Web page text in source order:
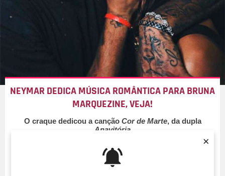
×
NEYMAR DEDICA MÚSICA ROMÂNTICA PARA BRUNA
MARQUEZINE, VEJA!
O craque dedicou a canção Cor de Marte, da dupla
Anavitória
Da Redação